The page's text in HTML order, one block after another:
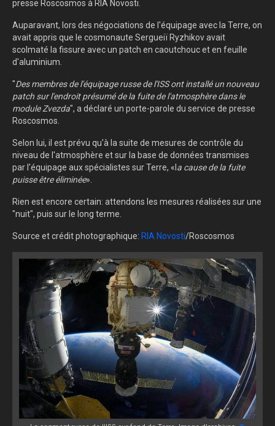
presse Roscosmos à RIA Novosti.
Auparavant, lors des négociations de l'équipage avec la Terre, on
avait appris que le cosmonaute Sergueiï Ryzhikov avait
scolmaté la fissure avec un patch en caoutchouc et en feuille
d'aluminium.
"Des membres de l'équipage russe de l'ISS ont installé un nouveau
patch sur l'endroitprésuméde la fuite de l'atmosphère dans le
module Zvezda", a déclaré un porte-parole du service de presse
Roscosmos.
Selon lui, il est prévu qu'à la suite de mesures de contrôle du
niveau de l'atmosphère et sur la base de données transmises
par l'équipage aux spécialistes sur Terre, «l a cause de la fuite
puisse être éliminée».
Rien est encore certain: attendons les mesures réalisées sur une
"nuit", puis sur le long terme.
Source et crédit photographique: RIA Novosti/Roscosmos